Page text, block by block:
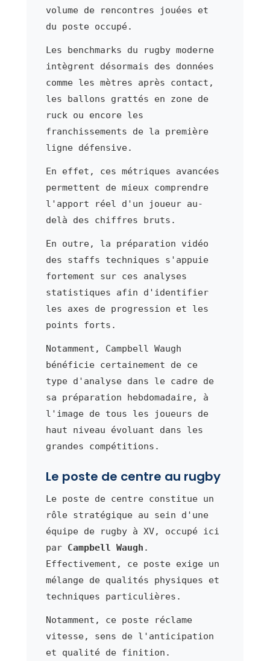
volume de rencontres jouées et
du poste occupé.
Les benchmarks du rugby moderne
intègrent désormais des données
comme les mètres après contact,
les ballons grattés en zone de
ruck ou encore les
franchissements de la première
ligne défensive.
En effet, ces métriques avancées
permettent de mieux comprendre
l'apport réel d'un joueur au-
delà des chiffres bruts.
En outre, la préparation vidéo
des staffs techniques s'appuie
fortement sur ces analyses
statistiques afin d'identifier
les axes de progression et les
points forts.
Notamment, Campbell Waugh
bénéficie certainement de ce
type d'analyse dans le cadre de
sa préparation hebdomadaire, à
l'image de tous les joueurs de
haut niveau évoluant dans les
grandes compétitions.
Le poste de centre au rugby
Le poste de centre constitue un
rôle stratégique au sein d'une
équipe de rugby à XV, occupé ici
par Campbell Waugh .
Effectivement, ce poste exige un
mélange de qualités physiques et
techniques particulières.
Notamment, ce poste réclame
vitesse, sens de l'anticipation
et qualité de finition.